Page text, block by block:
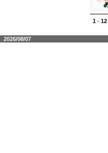
1 - 12
2026/08/07